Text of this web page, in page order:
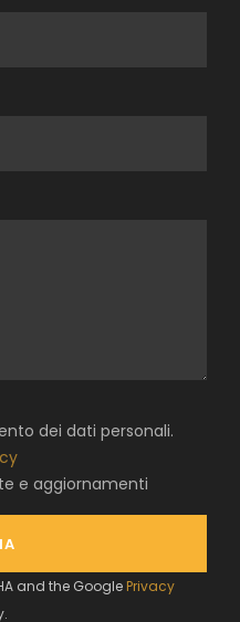
dei dati personali.
e aggiornamenti
and the Google Privacy